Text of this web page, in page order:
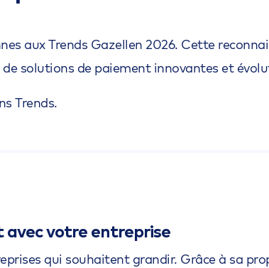
aux Trends Gazellen 2026. Cette
solutions de paiement innovantes et
Trends.
avec votre entreprise
qui souhaitent grandir. Grâce à sa